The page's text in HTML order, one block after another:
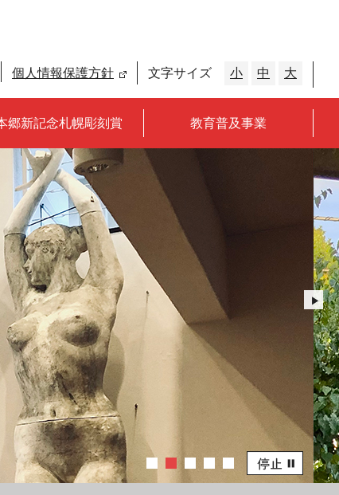
個人情報保護方針 文字サイズ 小 中 大
郷新記念札幌彫刻賞 教育普及事業